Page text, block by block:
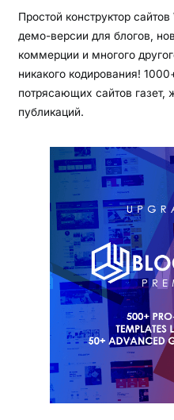
Простой конструктор
демо-версии для блогов,
коммерции и многого
никакого кодирования!
потрясающих сайтов газет,
публикаций.